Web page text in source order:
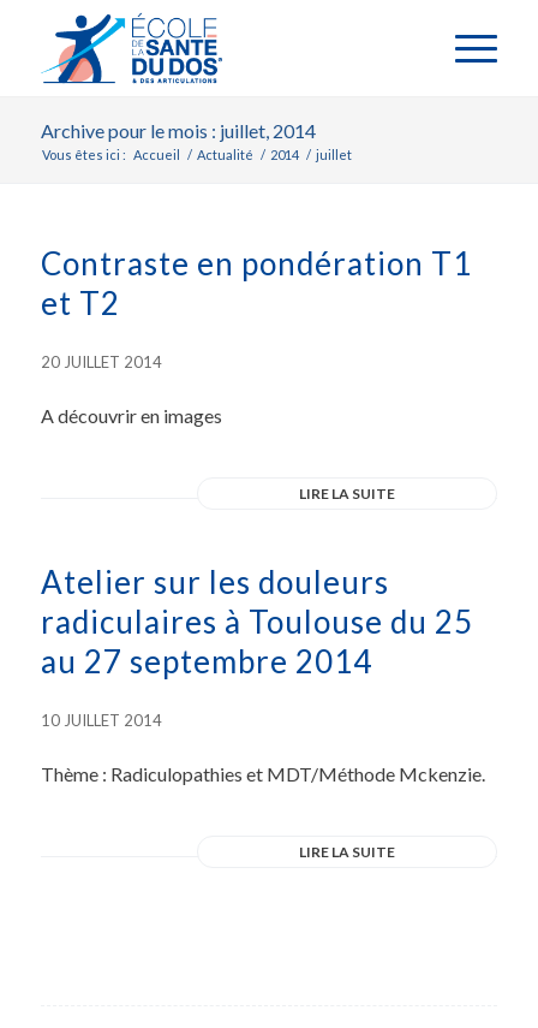
Archive pour le mois : juillet, 2014
Vous êtes ici : Accueil / Actualité / 2014 / juillet
Contraste en pondération T1
et T2
20 JUILLET 2014
A découvrir en images
LIRE LA SUITE
Atelier sur les douleurs
radiculaires à Toulouse du 25
au 27 septembre 2014
10 JUILLET 2014
Thème : Radiculopathies et MDT/Méthode Mckenzie.
LIRE LA SUITE